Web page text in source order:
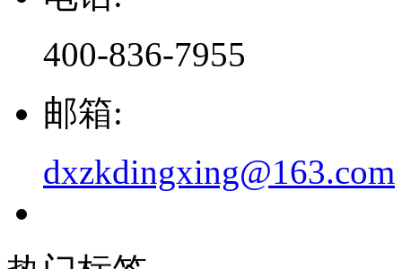
400-836-7955
邮箱:
dxzkdingxing@163.com